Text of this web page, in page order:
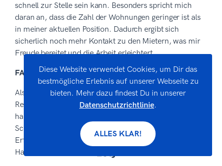
schnell zur Stelle sein kann. Besonders spricht mich
daran an, dass die Zahl der Wohnungen geringer ist als
in meiner aktuellen Position. Dadurch ergibt sich
sicherlich noch mehr Kontakt zu den Mietern, was mir
Freude bereitet und die Arbeit erleichtert.
FALSCH
Als Elektriker habe ich keine Probleme mit kleineren
Reparaturen, die auch über mein Feld hinausgehen. So
habe ich bisher in der Instandhaltung, Kontrolle und
Schadensbehebung von elektrischen Leitungen große
Erfolge erzielen können. Dies habe ich auch als
Hausmeister bewiesen.
Diese Website verwendet Cookies, um Dir das
bestmögliche Erlebnis auf unserer Webseite zu
bieten. Mehr dazu findest Du in unserer
Datenschutzrichtlinie.
ALLES KLAR!